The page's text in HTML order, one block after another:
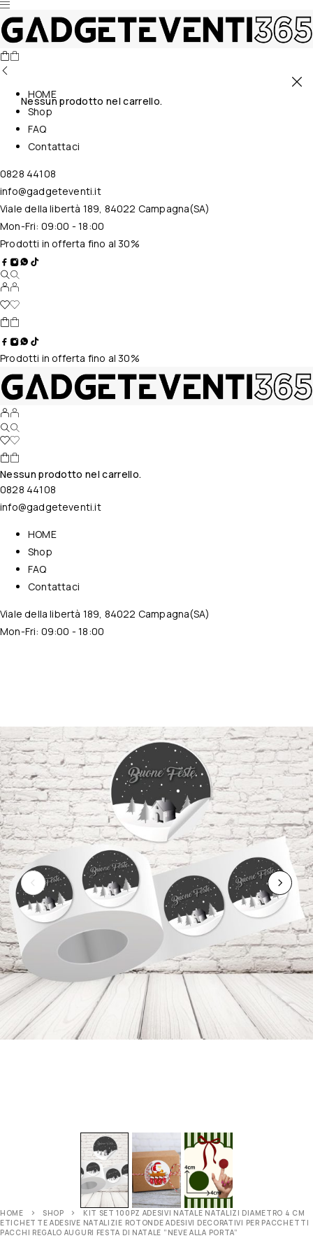
Nessun prodotto nel carrello.
HOME
Shop
FAQ
Contattaci
0828 44108
info@gadgeteventi.it
Viale della libertà 189, 84022 Campagna(SA)
Mon-Fri: 09:00 - 18:00
Prodotti in offerta fino al 30%
Prodotti in offerta fino al 30%
Nessun prodotto nel carrello.
0828 44108
info@gadgeteventi.it
HOME
Shop
FAQ
Contattaci
Viale della libertà 189, 84022 Campagna(SA)
Mon-Fri: 09:00 - 18:00
HOME SHOP
KIT SET 100PZ ADESIVI NATALE NATALIZI DIAMETRO 4 CM
ETICHETTE ADESIVE NATALIZIE ROTONDE ADESIVI DECORATIVI PER PACCHETTI
PACCHI REGALO AUGURI FESTA DI NATALE ”NEVE ALLA PORTA”